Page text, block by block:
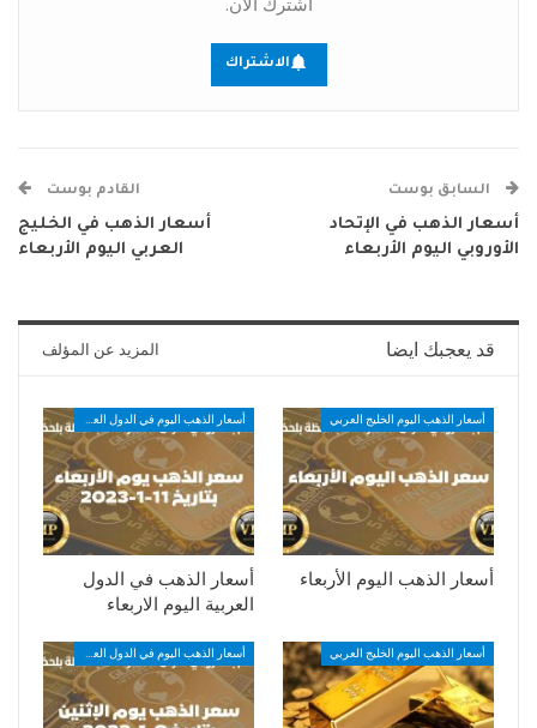
الاشتراك
السابق بوست
أسعار الذهب في الإتحاد
الأوروبي اليوم الأربعاء
القادم بوست
أسعار الذهب في الخليج
العربي اليوم الأربعاء
قد يعجبك ايضا المزيد عن المؤلف
أسعار الذهب اليوم الخليج العربي
أسعار الذهب اليوم الأربعاء
أسعار الذهب في الدول
العربية اليوم الاربعاء
أسعار الذهب اليوم الخليج العربي